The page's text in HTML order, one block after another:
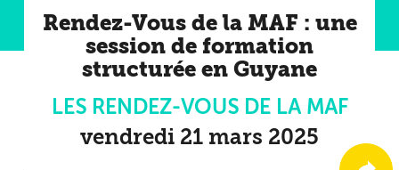
Rendez-Vous de la MAF : une
session de formation
structurée en Guyane
LES RENDEZ-VOUS DE LA MAF
vendredi 21 mars 2025